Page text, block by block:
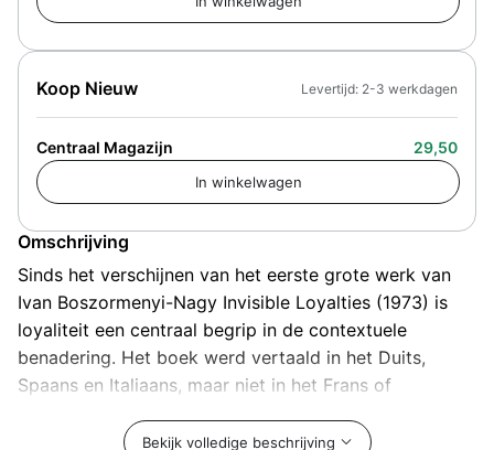
Koop Nieuw
Centraal Magazijn 29,50
Levertijd: 2-3 werkdagen
Omschrijving
Sinds het verschijnen van het eerste grote werk van
Ivan Boszormenyi-Nagy Invisible Loyalties (1973) is
loyaliteit een centraal begrip in de contextuele
benadering. Het boek werd vertaald in het Duits,
Spaans en Italiaans, maar niet in het Frans of
Nagy Les Loyautés qui nous libèrent. Zij volgt hierin
Bekijk volledige beschrijving